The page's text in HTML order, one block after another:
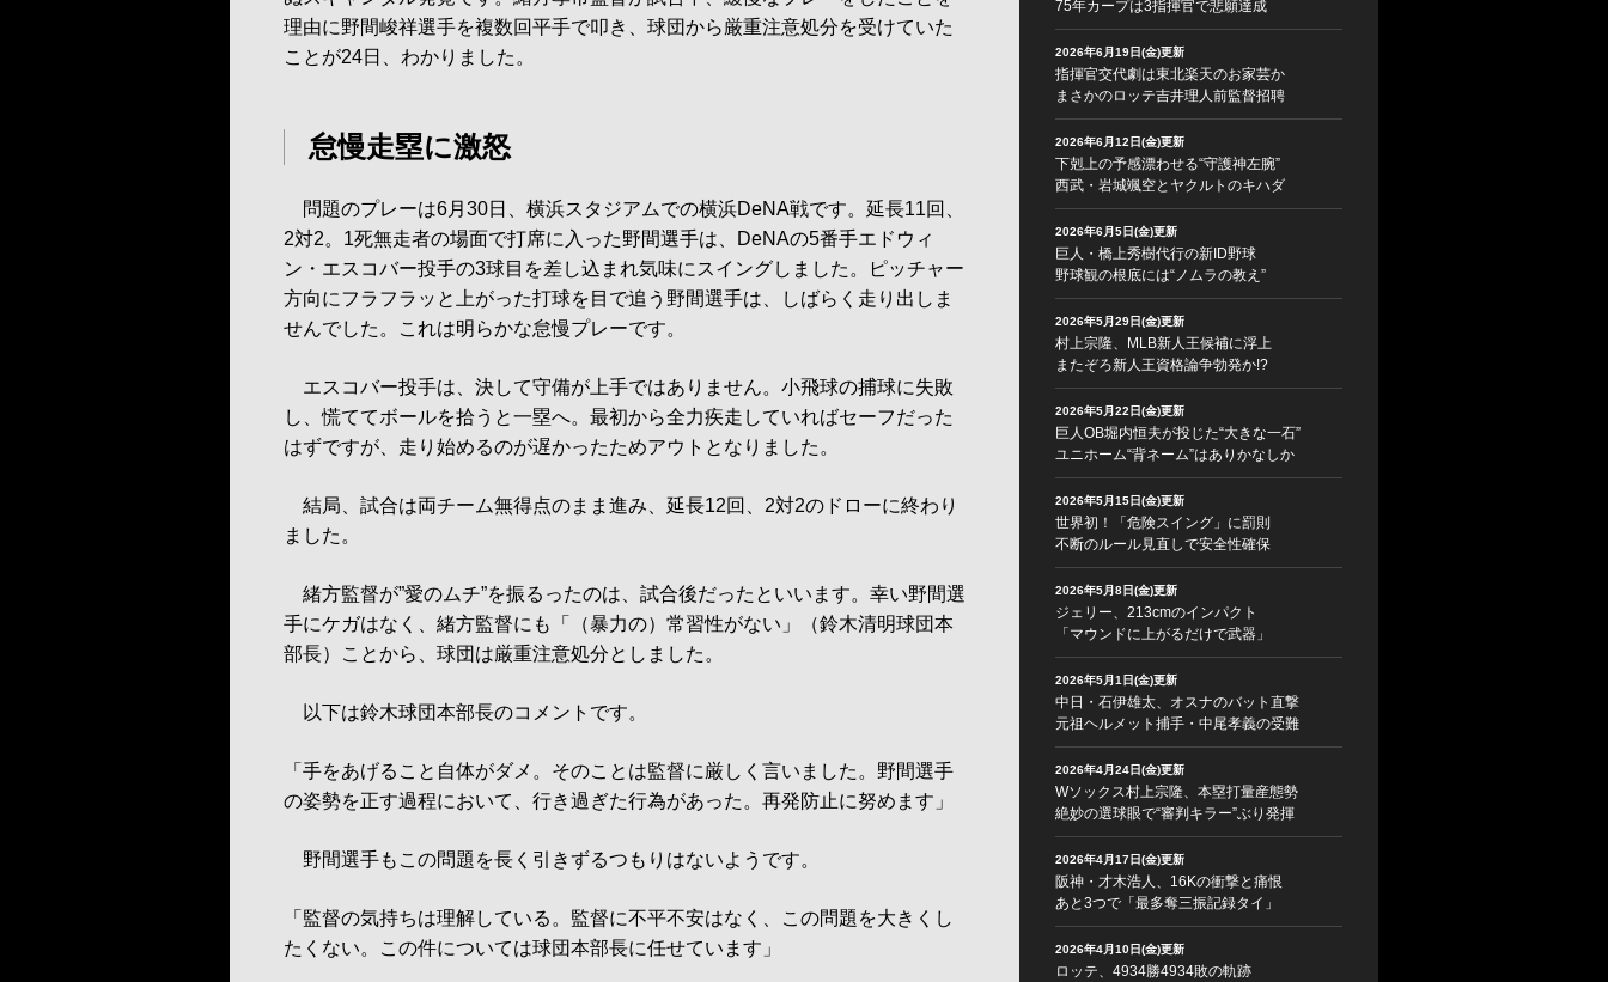
理由に野間峻祥選手を複数回平手で叩き、球団から厳重注意処分を受けていた
ことが24日、わかりました。
怠慢走塁に激怒
問題のプレーは6月30日、横浜スタジアムでの横浜DeNA戦です。延長11回、
2対2。1死無走者の場面で打席に入った野間選手は、DeNAの5番手エドウィ
ン・エスコバー投手の3球目を差し込まれ気味にスイングしました。ピッチャー
方向にフラフラッと上がった打球を目で追う野間選手は、しばらく走り出しま
せんでした。これは明らかな怠慢プレーです。
エスコバー投手は、決して守備が上手ではありません。小飛球の捕球に失敗
し、慌ててボールを拾うと一塁へ。最初から全力疾走していればセーフだった
はずですが、走り始めるのが遅かったためアウトとなりました。
結局、試合は両チーム無得点のまま進み、延長12回、2対2のドローに終わり
ました。
緒方監督が”愛のムチ”を振るったのは、試合後だったといいます。幸い野間選
手にケガはなく、緒方監督にも「（暴力の）常習性がない」（鈴木清明球団本
部長）ことから、球団は厳重注意処分としました。
以下は鈴木球団本部長のコメントです。
「手をあげること自体がダメ。そのことは監督に厳しく言いました。野間選手
の姿勢を正す過程において、行き過ぎた行為があった。再発防止に努めます」
野間選手もこの問題を長く引きずるつもりはないようです。
「監督の気持ちは理解している。監督に不平不安はなく、この問題を大きくし
たくない。この件については球団本部長に任せています」
75年カープは3指揮官で悲願達成
2026年6月19日(金)更新
指揮官交代劇は東北楽天のお家芸か
まさかのロッテ吉井理人前監督招聘
2026年6月12日(金)更新
下剋上の予感漂わせる“守護神左腕”
西武・岩城颯空とヤクルトのキハダ
2026年6月5日(金)更新
巨人・橋上秀樹代行の新ID野球
野球観の根底には“ノムラの教え”
2026年5月29日(金)更新
村上宗隆、MLB新人王候補に浮上
またぞろ新人王資格論争勃発か!?
2026年5月22日(金)更新
巨人OB堀内恒夫が投じた“大きな一石”
ユニホーム“背ネーム”はありかなしか
2026年5月15日(金)更新
世界初！「危険スイング」に罰則
不断のルール見直しで安全性確保
2026年5月8日(金)更新
ジェリー、213cmのインパクト
「マウンドに上がるだけで武器」
2026年5月1日(金)更新
中日・石伊雄太、オスナのバット直撃
元祖ヘルメット捕手・中尾孝義の受難
2026年4月24日(金)更新
Wソックス村上宗隆、本塁打量産態勢
絶妙の選球眼で“審判キラー”ぶり発揮
2026年4月17日(金)更新
阪神・才木浩人、16Kの衝撃と痛恨
あと3つで「最多奪三振記録タイ」
2026年4月10日(金)更新
ロッテ、4934勝4934敗の軌跡